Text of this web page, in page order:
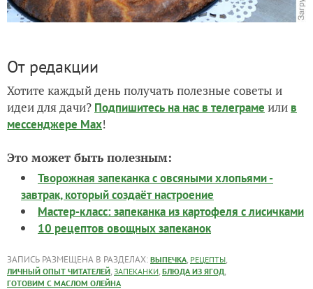
От редакции
Хотите каждый день получать полезные советы и
идеи для дачи? Подпишитесь на нас в телеграме или в
мессенджере Max!
Это может быть полезным:
Творожная запеканка с овсяными хлопьями -
завтрак, который создаёт настроение
Мастер-класс: запеканка из картофеля с лисичками
10 рецептов овощных запеканок
ЗАПИСЬ РАЗМЕЩЕНА В РАЗДЕЛАХ: ВЫПЕЧКА, РЕЦЕПТЫ,
ЛИЧНЫЙ ОПЫТ ЧИТАТЕЛЕЙ, ЗАПЕКАНКИ, БЛЮДА ИЗ ЯГОД,
ГОТОВИМ С МАСЛОМ ОЛЕЙНА